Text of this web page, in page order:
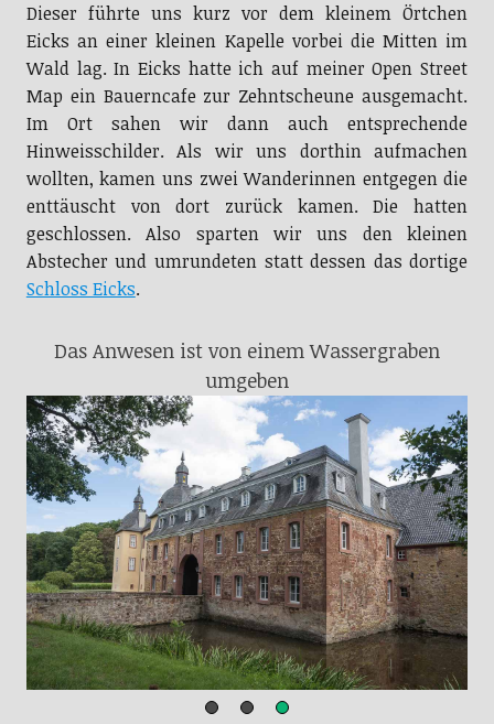
Dieser führte uns kurz vor dem kleinem Örtchen
Eicks an einer kleinen Kapelle vorbei die Mitten im
Wald lag. In Eicks hatte ich auf meiner Open Street
Map ein Bauerncafe zur Zehntscheune ausgemacht.
Im Ort sahen wir dann auch entsprechende
Hinweisschilder. Als wir uns dorthin aufmachen
wollten, kamen uns zwei Wanderinnen entgegen die
enttäuscht von dort zurück kamen. Die hatten
geschlossen. Also sparten wir uns den kleinen
Abstecher und umrundeten statt dessen das dortige
Schloss Eicks.
Das Anwesen ist von einem Wassergraben
umgeben